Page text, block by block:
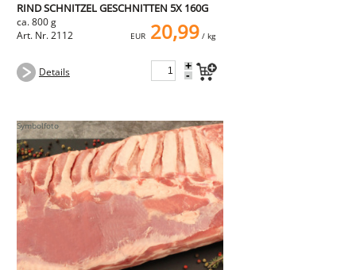
RIND SCHNITZEL GESCHNITTEN 5X 160G
ca. 800 g
Art. Nr. 2112
EUR 20,99/ kg
Details +
-